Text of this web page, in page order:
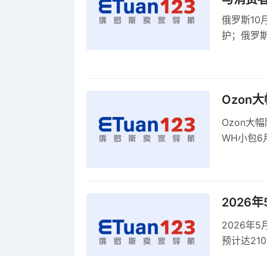
俄罗斯10
护；俄罗
Ozon大
Ozon大
WH小包6
2026年
2026年5
预计达